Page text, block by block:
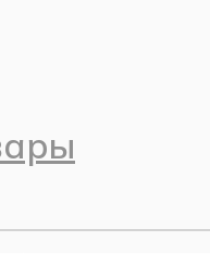
Мокко Мусс